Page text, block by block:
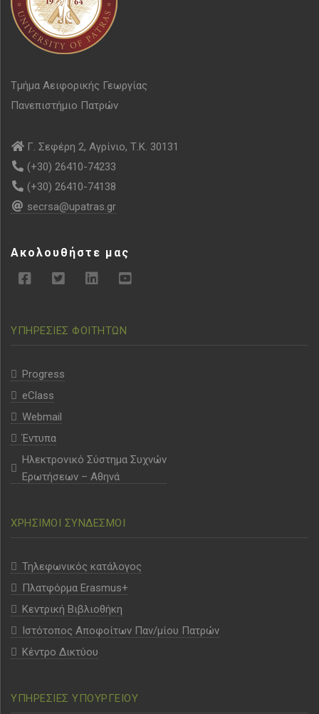
Τμήμα Αειφορικής Γεωργίας
Πανεπιστήμιο Πατρών
Γ. Σεφέρη 2, Αγρίνιο, Τ.Κ. 30131
(+30) 26410-74233
(+30) 26410-74138
secrsa@upatras.gr
Ακολουθήστε μας
ΥΠΗΡΕΣΙΕΣ ΦΟΙΤΗΤΩΝ
Progress
eClass
Webmail
Έντυπα
Ηλεκτρονικό Σύστημα Συχνών
Ερωτήσεων – Αθηνά
ΧΡΗΣΙΜΟΙ ΣΥΝΔΕΣΜΟΙ
Τηλεφωνικός κατάλογος
Πλατφόρμα Erasmus+
Κεντρική Βιβλιοθήκη
Ιστότοπος Αποφοίτων Παν/μίου Πατρών
Κέντρο Δικτύου
ΥΠΗΡΕΣΙΕΣ ΥΠΟΥΡΓΕΙΟΥ